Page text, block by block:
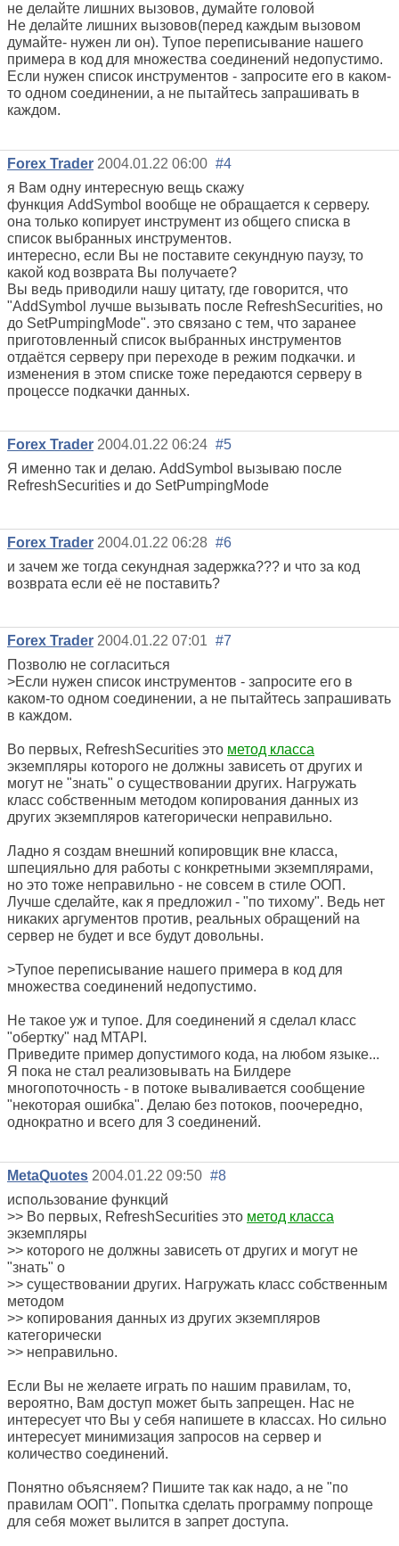
не делайте лишних вызовов, думайте головой
Не делайте лишних вызовов(перед каждым вызовом
думайте- нужен ли он). Тупое переписывание нашего
примера в код для множества соединений недопустимо.
Если нужен список инструментов - запросите его в каком-
то одном соединении, а не пытайтесь запрашивать в
каждом.
Forex Trader 2004.01.22 06:00 #4
я Вам одну интересную вещь скажу
функция AddSymbol вообще не обращается к серверу.
она только копирует инструмент из общего списка в
список выбранных инструментов.
интересно, если Вы не поставите секундную паузу, то
какой код возврата Вы получаете?
Вы ведь приводили нашу цитату, где говорится, что
"AddSymbol лучше вызывать после RefreshSecurities, но
до SetPumpingMode". это связано с тем, что заранее
приготовленный список выбранных инструментов
отдаётся серверу при переходе в режим подкачки. и
изменения в этом списке тоже передаются серверу в
процессе подкачки данных.
Forex Trader 2004.01.22 06:24 #5
Я именно так и делаю. AddSymbol вызываю после
RefreshSecurities и до SetPumpingMode
Forex Trader 2004.01.22 06:28 #6
и зачем же тогда секундная задержка??? и что за код
возврата если её не поставить?
Forex Trader 2004.01.22 07:01 #7
Позволю не согласиться
>Если нужен список инструментов - запросите его в
каком-то одном соединении, а не пытайтесь запрашивать
в каждом.
Во первых, RefreshSecurities это метод класса
экземпляры которого не должны зависеть от других и
могут не "знать" о существовании других. Нагружать
класс собственным методом копирования данных из
других экземпляров категорически неправильно.
Ладно я создам внешний копировщик вне класса,
шпецияльно для работы с конкретными экземплярами,
но это тоже неправильно - не совсем в стиле ООП.
Лучше сделайте, как я предложил - "по тихому". Ведь нет
никаких аргументов против, реальных обращений на
сервер не будет и все будут довольны.
>Тупое переписывание нашего примера в код для
множества соединений недопустимо.
Не такое уж и тупое. Для соединений я сделал класс
"обертку" над MTAPI.
Приведите пример допустимого кода, на любом языке...
Я пока не стал реализовывать на Билдере
многопоточность - в потоке вываливается сообщение
"некоторая ошибка". Делаю без потоков, поочередно,
однократно и всего для 3 соединений.
MetaQuotes 2004.01.22 09:50 #8
использование функций
>> Во первых, RefreshSecurities это метод класса
экземпляры
>> которого не должны зависеть от других и могут не
"знать" о
>> существовании других. Нагружать класс собственным
методом
>> копирования данных из других экземпляров
категорически
>> неправильно.
Если Вы не желаете играть по нашим правилам, то,
вероятно, Вам доступ может быть запрещен. Нас не
интересует что Вы у себя напишете в классах. Но сильно
интересует минимизация запросов на сервер и
количество соединений.
Понятно объясняем? Пишите так как надо, а не "по
правилам ООП". Попытка сделать программу попроще
для себя может вылится в запрет доступа.